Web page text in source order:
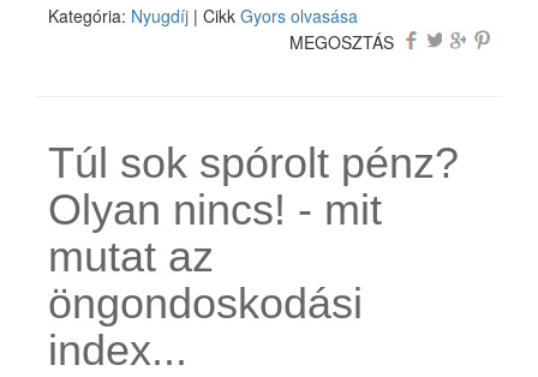
Kategória: Nyugdíj | Cikk Gyors olvasása
MEGOSZTÁS
Túl sok spórolt pénz?
Olyan nincs! - mit
mutat az
öngondoskodási
index...